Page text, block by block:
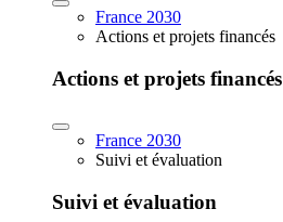
France 2030
Actions et projets financés
Actions et projets financés
France 2030
Suivi et évaluation
Suivi et évaluation